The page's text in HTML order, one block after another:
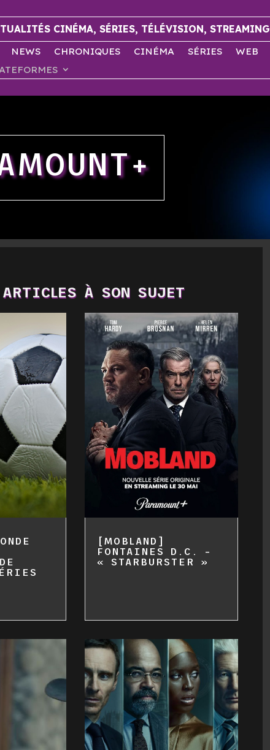
CINÉMA, SÉRIES, TÉLÉVISION, STREAMING
NEWS CHRONIQUES CINÉMA SÉRIES WEB
ARTICLES À SON SUJET
[MOBLAND]
FONTAINES D.C. –
« STARBURSTER »